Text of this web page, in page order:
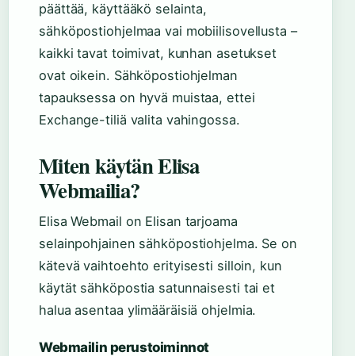
päättää, käyttääkö selainta,
sähköpostiohjelmaa vai mobiilisovellusta –
kaikki tavat toimivat, kunhan asetukset
ovat oikein. Sähköpostiohjelman
tapauksessa on hyvä muistaa, ettei
Exchange-tiliä valita vahingossa.
Miten käytän Elisa
Webmailia?
Elisa Webmail on Elisan tarjoama
selainpohjainen sähköpostiohjelma. Se on
kätevä vaihtoehto erityisesti silloin, kun
käytät sähköpostia satunnaisesti tai et
halua asentaa ylimääräisiä ohjelmia.
Webmailin perustoiminnot